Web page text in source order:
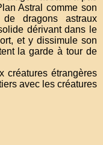
Astral comme son
dragons astraux
dérivant dans le
et y dissimule son
la garde à tour de
créatures étrangères
avec les créatures